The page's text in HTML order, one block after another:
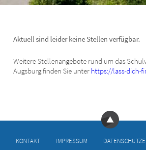
Aktuell sind leider keine Stellen verfügbar.
Weitere Stellenangebote rund um das
Augsburg finden Sie unter https://lass-dich-
KONTAKT IMPRESSUM